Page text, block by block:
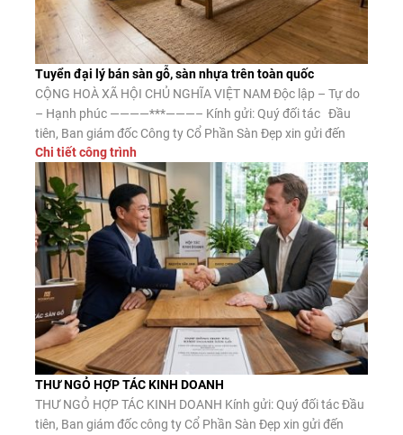
Tuyển đại lý bán sàn gỗ, sàn nhựa trên toàn quốc
CỘNG HOÀ XÃ HỘI CHỦ NGHĨA VIỆT NAM Độc lập – Tự do
– Hạnh phúc ————***———– Kính gửi: Quý đối tác Đầu
tiên, Ban giám đốc Công ty Cổ Phần Sàn Đẹp xin gửi đến
Quý đối tác lời chào trân trọng, lời chúc may mắn và thành
công. Công ty CP Sàn […]
Chi tiết công trình
THƯ NGỎ HỢP TÁC KINH DOANH
THƯ NGỎ HỢP TÁC KINH DOANH Kính gửi: Quý đối tác Đầu
tiên, Ban giám đốc công ty Cổ Phần Sàn Đẹp xin gửi đến